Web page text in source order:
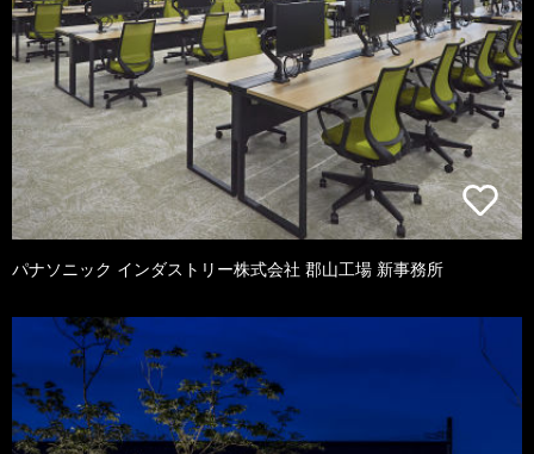
パナソニック インダストリー株式会社 郡山工場 新事務所